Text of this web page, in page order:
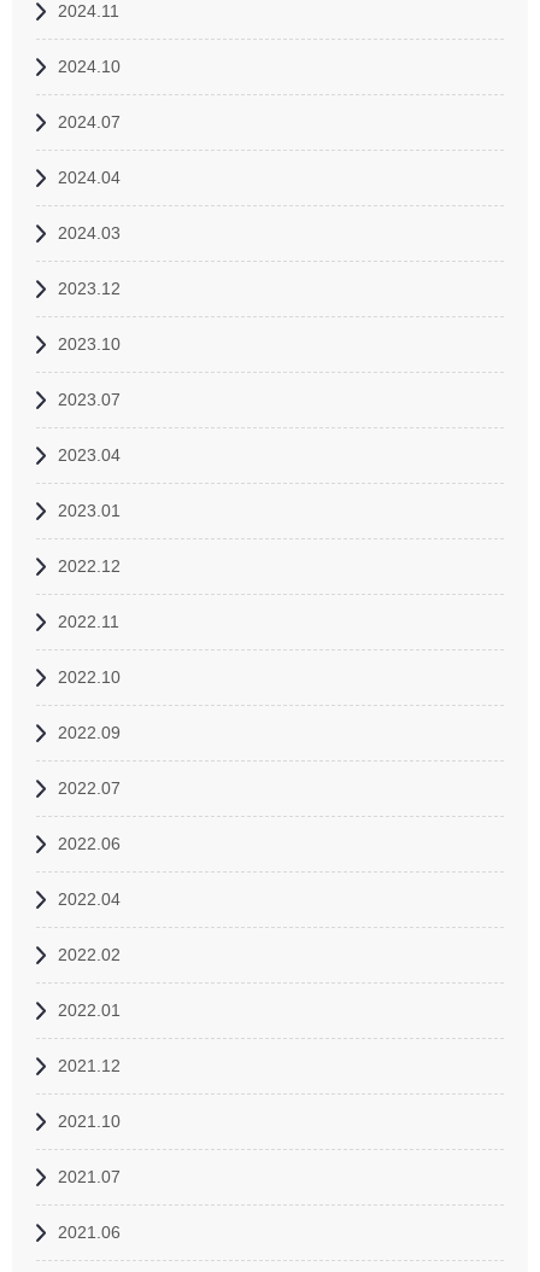
2024.11
2024.10
2024.07
2024.04
2024.03
2023.12
2023.10
2023.07
2023.04
2023.01
2022.12
2022.11
2022.10
2022.09
2022.07
2022.06
2022.04
2022.02
2022.01
2021.12
2021.10
2021.07
2021.06